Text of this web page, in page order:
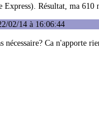
Résultat, ma
02/14 à 16:06:44
Ca n'apporte